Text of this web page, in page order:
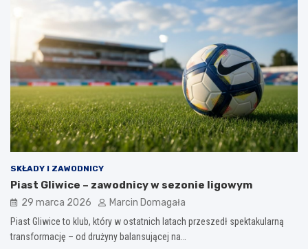
SKŁADY I ZAWODNICY
Piast Gliwice – zawodnicy w sezonie ligowym
29 marca 2026 Marcin Domagała
Piast Gliwice to klub, który w ostatnich latach przeszedł spektakularną
transformację – od drużyny balansującej na…